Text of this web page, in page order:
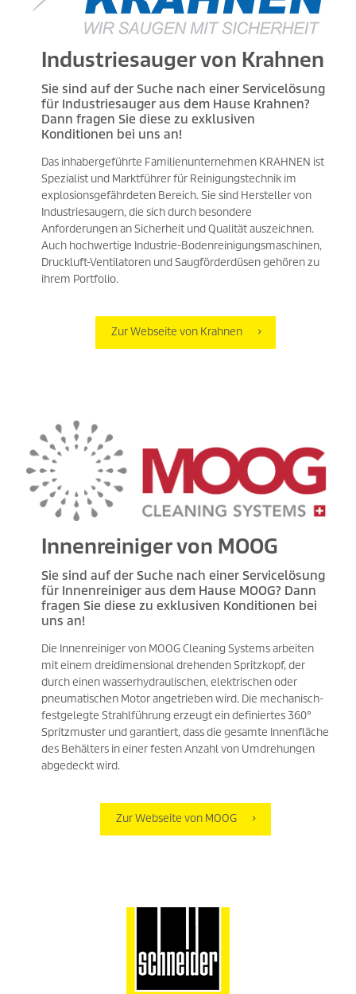
Industriesauger von Krahnen
Sie sind auf der Suche nach einer Servicelösung
für Industriesauger aus dem Hause Krahnen?
Dann fragen Sie diese zu exklusiven
Konditionen bei uns an!
Das inhabergeführte Familienunternehmen KRAHNEN ist
Spezialist und Marktführer für Reinigungstechnik im
explosionsgefährdeten Bereich. Sie sind Hersteller von
Industriesaugern, die sich durch besondere
Anforderungen an Sicherheit und Qualität auszeichnen.
Auch hochwertige Industrie-Bodenreinigungsmaschinen,
Druckluft-Ventilatoren und Saugförderdüsen gehören zu
ihrem Portfolio.
Zur Webseite von Krahnen
Innenreiniger von MOOG
Sie sind auf der Suche nach einer Servicelösung
für Innenreiniger aus dem Hause MOOG? Dann
fragen Sie diese zu exklusiven Konditionen bei
uns an!
Die Innenreiniger von MOOG Cleaning Systems arbeiten
mit einem dreidimensional drehenden Spritzkopf, der
durch einen wasserhydraulischen, elektrischen oder
pneumatischen Motor angetrieben wird. Die mechanisch-
festgelegte Strahlführung erzeugt ein definiertes 360°
Spritzmuster und garantiert, dass die gesamte Innenfläche
des Behälters in einer festen Anzahl von Umdrehungen
abgedeckt wird.
Zur Webseite von MOOG